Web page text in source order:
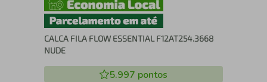
CALCA FILA FLOW ESSENTIAL F12AT254.3668
NUDE
5.997 pontos